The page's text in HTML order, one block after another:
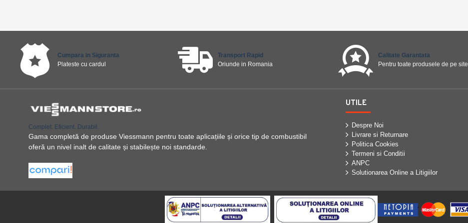
Cumpara in Siguranta
Plateste cu cardul
Transport Rapid
Oriunde in Romania
Calitate Garantata
Pentru toate produsele de pe site
Complet. Eficient. Durabil.
Gama completă de produse Viessmann pentru toate aplicațiile și orice tip de combustibil
oferă un nivel inalt de calitate și stabilește noi standarde.
UTILE
Despre Noi
Livrare si Returnare
Politica Cookies
Termeni si Conditii
ANPC
Solutionarea Online a Litigiilor